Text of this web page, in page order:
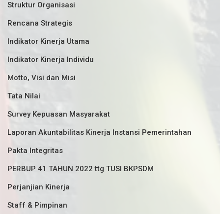
Struktur Organisasi
Rencana Strategis
Indikator Kinerja Utama
Indikator Kinerja Individu
Motto, Visi dan Misi
Tata Nilai
Survey Kepuasan Masyarakat
Laporan Akuntabilitas Kinerja Instansi Pemerintahan
Pakta Integritas
PERBUP 41 TAHUN 2022 ttg TUSI BKPSDM
Perjanjian Kinerja
Staff & Pimpinan